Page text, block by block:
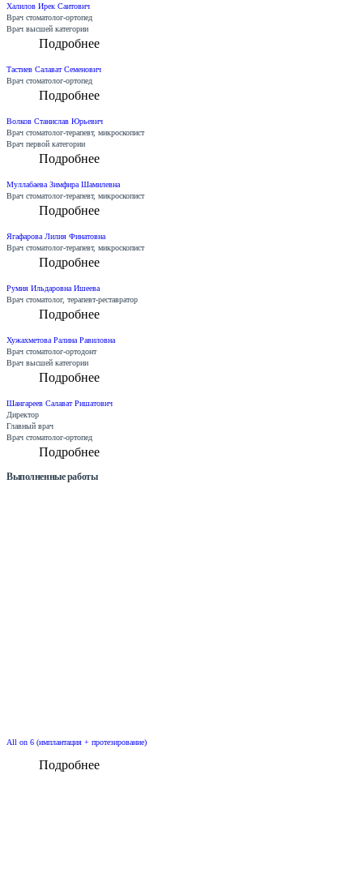
Халилов Ирек Саитович
Врач стоматолог-ортопед
Врач высшей категории
Подробнее
Тастиев Салават Семенович
Врач стоматолог-ортопед
Подробнее
Волков Станислав Юрьевич
Врач стоматолог-терапевт, микроскопист
Врач первой категории
Подробнее
Муллабаева Зимфира Шамилевна
Врач стоматолог-терапевт, микроскопист
Подробнее
Ягафарова Лилия Финатовна
Врач стоматолог-терапевт, микроскопист
Подробнее
Румия Ильдаровна Ишеева
Врач стоматолог, терапевт-реставратор
Подробнее
Хужахметова Ралина Равиловна
Врач стоматолог-ортодонт
Врач высшей категории
Подробнее
Шангареев Салават Ришатович
Директор
Главный врач
Врач стоматолог-ортопед
Подробнее
Выполненные работы
All on 6 (имплантация + протезирование)
Подробнее